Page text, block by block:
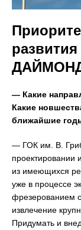
— Какие
Какие
ближайшие
— ГОК им. В.
проектировании
из имеющихся
уже в процессе
фрезерованием
извлечение
Придумать и